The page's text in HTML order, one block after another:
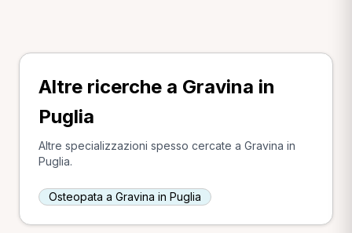
Altre ricerche a Gravina in
Puglia
Altre specializzazioni spesso cercate a Gravina in
Puglia.
Osteopata a Gravina in Puglia